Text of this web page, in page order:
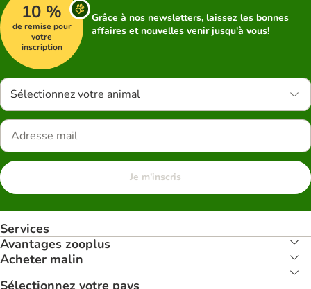
10 %
de remise pour
votre
inscription
Grâce à nos newsletters, laissez les bonnes
affaires et nouvelles venir jusqu'à vous!
Sélectionnez votre animal
Je m'inscris
Services
Avantages zooplus
Acheter malin
Sélectionnez votre pays